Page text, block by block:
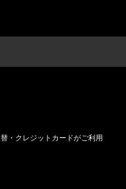
・クレジットカードがご利用